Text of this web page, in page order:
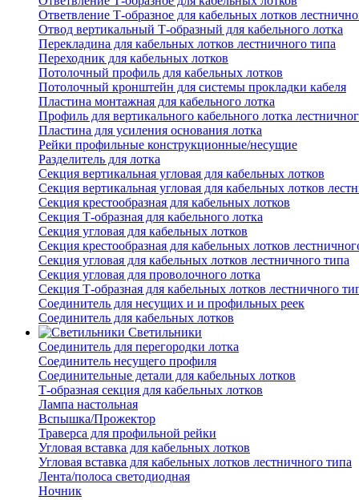
Ответвление Т-образное для кабельных лотков
Отвод вертикальный Т-образный для кабельного лотка
Перекладина для кабельных лотков лестничного типа
Переходник для кабельных лотков
Потолочный профиль для кабельных лотков
Потолочный кронштейн для системы прокладки кабеля
Пластина монтажная для кабельного лотка
Профиль для вертикального кабельного лотка
Пластина для усиления основания лотка
Рейки профильные конструкционные/несущие
Разделитель для лотка
Секция вертикальная угловая для кабельных лотков
Секция вертикальная угловая для кабельных лотков
Секция крестообразная для кабельных лотков
Секция Т-образная для кабельного лотка
Секция угловая для кабельных лотков
Секция крестообразная для кабельных лотков
Секция угловая для кабельных лотков лестничного типа
Секция угловая для проволочного лотка
Секция Т-образная для кабельных лотков лестничного
Соединитель для несущих и и профильных реек
Соединитель для кабельных лотков
Светильники
Соединитель для перегородки лотка
Соединитель несущего профиля
Соединительные детали для кабельных лотков
Т-образная секция для кабельных лотков
Лампа настольная
Вспышка/Прожектор
Траверса для профильной рейки
Угловая вставка для кабельных лотков
Угловая вставка для кабельных лотков лестничного типа
Лента/полоса светодиодная
Ночник